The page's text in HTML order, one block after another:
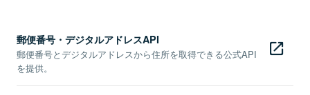
郵便番号・デジタルアドレスAPI
郵便番号とデジタルアドレスから住所を取得できる公式API
を提供。